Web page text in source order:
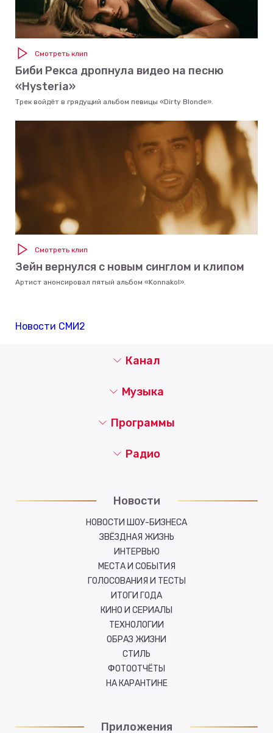
Смотреть клип
Биби Рекса дропнула видео на песню
«Hysteria»
Трек войдёт в грядущий альбом певицы «Dirty Blonde».
Смотреть клип
Зейн вернулся с новым синглом и клипом
Артист анонсировал пятый альбом «Konnakol».
Новости СМИ2
Канал
Музыка
Новости
НОВОСТИ ШОУ-БИЗНЕСА
ЗВЁЗДНАЯ ЖИЗНЬ
ИНТЕРВЬЮ
МЕСТА И СОБЫТИЯ
ГОЛОСОВАНИЯ И ТЕСТЫ
ИТОГИ ГОДА
КИНО И СЕРИАЛЫ
ТЕХНОЛОГИИ
ОБРАЗ ЖИЗНИ
СТИЛЬ
ФОТООТЧЁТЫ
НА КАРАНТИНЕ
Программы
Радио
Приложения